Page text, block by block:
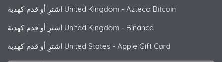
اشترِ أو قدم كهدية United Kingdom - Azteco Bitcoin
اشترِ أو قدم كهدية United Kingdom - Binance
اشترِ أو قدم كهدية United States - Apple Gift Card